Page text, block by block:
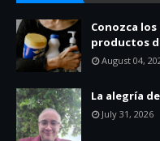
Conozca
productos
August 04,
La alegría
July 31, 2026